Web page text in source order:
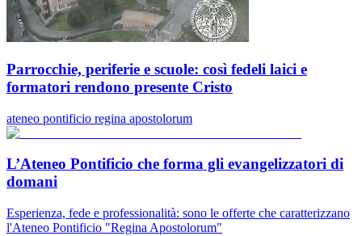
Parrocchie, periferie e scuole: così fedeli laici e
formatori rendono presente Cristo
ateneo pontificio regina apostolorum
L’Ateneo Pontificio che forma gli evangelizzatori di
domani
Esperienza, fede e professionalità: sono le offerte che caratterizzano
l'Ateneo Pontificio "Regina Apostolorum"